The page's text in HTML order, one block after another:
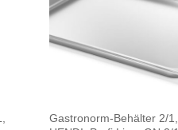
Gastronorm-Behälter 2/1,